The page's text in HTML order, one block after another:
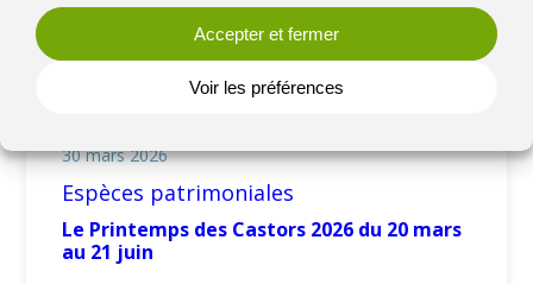
Accepter et fermer
Voir les préférences
30 mars 2026
Espèces patrimoniales
Le Printemps des Castors 2026 du 20 mars
au 21 juin